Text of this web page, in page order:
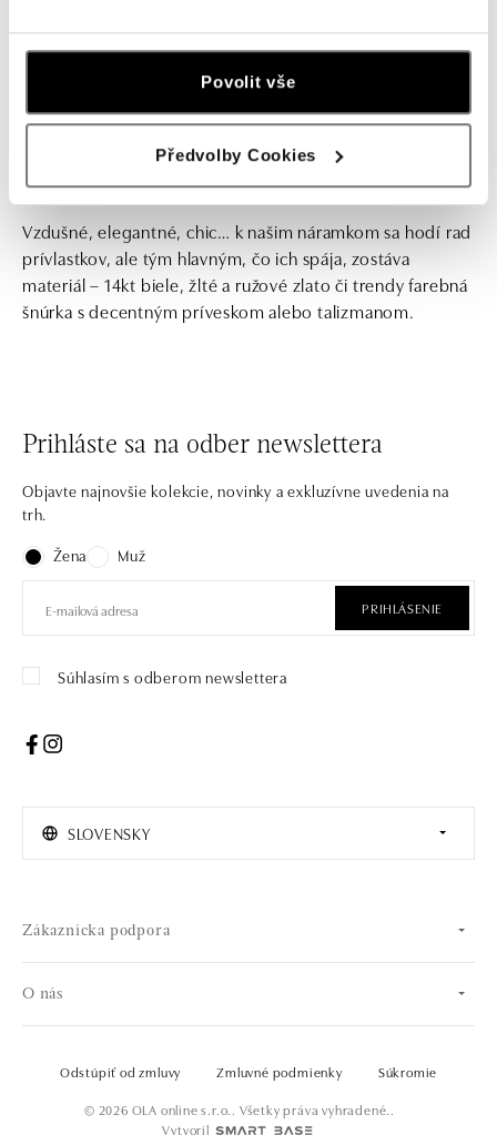
Povolit vše
Předvolby Cookies
Náramok so šnúrkou a morganitom
Faith
Vzdušné, elegantné, chic… k našim náramkom sa hodí rad
prívlastkov, ale tým hlavným, čo ich spája, zostáva
materiál – 14kt biele, žlté a ružové zlato či trendy farebná
šnúrka s decentným príveskom alebo talizmanom.
Prihláste sa na odber newslettera
Objavte najnovšie kolekcie, novinky a exkluzívne uvedenia na
trh.
Žena
Muž
PRIHLÁSENIE
Súhlasím s odberom newslettera
SLOVENSKY
Zákaznícka podpora
O nás
© 2026 OLA online s.r.o.. Všetky práva vyhradené..
Vytvoril
Odstúpiť od zmluvy Zmluvné podmienky Súkromie